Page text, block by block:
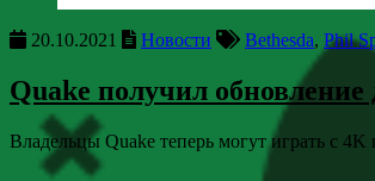
20.10.2021 Новости Bethesda, Phil
Quake получил
Владельцы Quake теперь могут играть с